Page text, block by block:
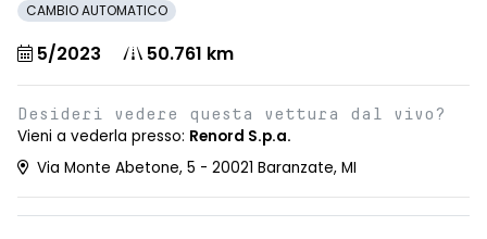
CAMBIO AUTOMATICO
5/2023 50.761 km
Desideri vedere questa vettura dal vivo?
Vieni a vederla presso: Renord S.p.a.
Via Monte Abetone, 5 - 20021 Baranzate, MI